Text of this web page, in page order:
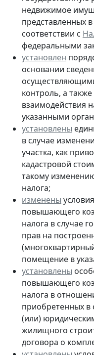
недвижимое
представленных
соответствии с
федеральными
установлен
основании
контроль, а
взаимодействия
указанными
установлены
в случае
участка, как
кадастровой
такому
налога;
изменены
повышающего
налога в случае
прав на
помещение в
установлены
повышающего
налога в
приобретенных в
(или)
жилищного
договора о